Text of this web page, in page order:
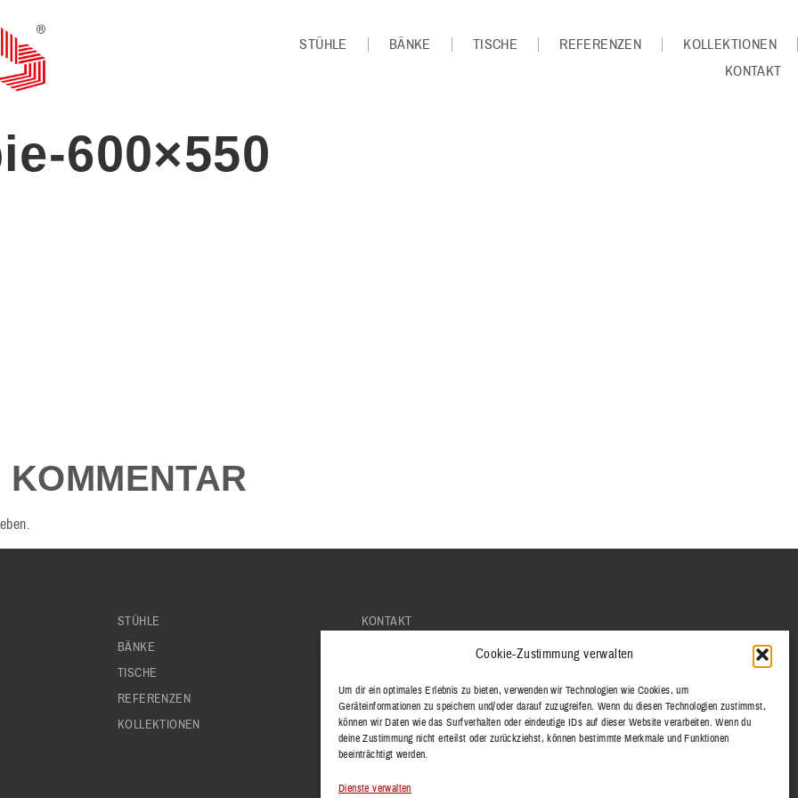
Cookie-Zustimmung verwalten
Um dir ein optimales Erlebnis zu bieten, verwenden wir Technologien wie Cookies, um
Geräteinformationen zu speichern und/oder darauf zuzugreifen. Wenn du diesen Technologien zustimmst,
können wir Daten wie das Surfverhalten oder eindeutige IDs auf dieser Website verarbeiten. Wenn du
deine Zustimmung nicht erteilst oder zurückziehst, können bestimmte Merkmale und Funktionen
beeinträchtigt werden.
Dienste verwalten
STÜHLE BÄNKE TISCHE REFERENZEN
KOLLEKTIONEN
KONTAKT
600×550
STÜHLE
BÄNKE
TISCHE
REFERENZEN
KOLLEKTIONEN
KONTAKT
AGB'S